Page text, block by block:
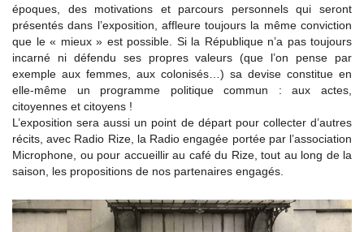
époques, des motivations et parcours personnels qui seront
présentés dans l’exposition, affleure toujours la même conviction
que le « mieux » est possible. Si la République n’a pas toujours
incarné ni défendu ses propres valeurs (que l’on pense par
exemple aux femmes, aux colonisés…) sa devise constitue en
elle-même un programme politique commun : aux actes,
citoyennes et citoyens !
L’exposition sera aussi un point de départ pour collecter d’autres
récits, avec Radio Rize, la Radio engagée portée par l’association
Microphone, ou pour accueillir au café du Rize, tout au long de la
saison, les propositions de nos partenaires engagés.